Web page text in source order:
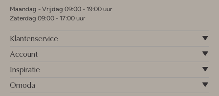
Maandag - Vrijdag 09:00 - 19:00 uur
Zaterdag 09:00 - 17:00 uur
Klantenservice
Account
Inspiratie
Omoda